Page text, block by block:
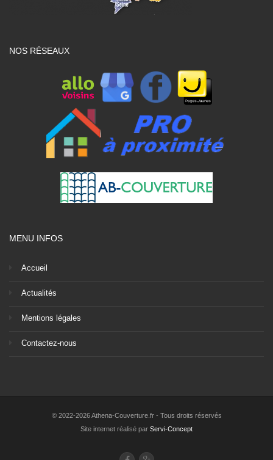
NOS RÉSEAUX
MENU INFOS
Accueil
Actualités
Mentions légales
Contactez-nous
© 2022-2026 Athena-Couverture.fr - Tous droits réservés
Site internet réalisé par Servi-Concept